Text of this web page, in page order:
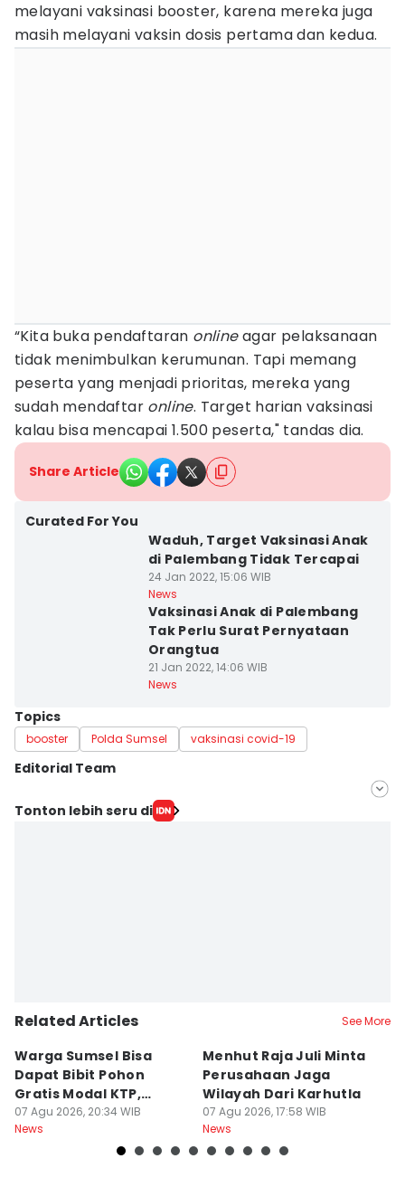
melayani vaksinasi booster, karena mereka juga
masih melayani vaksin dosis pertama dan kedua.
“Kita buka pendaftaran onlineagar pelaksanaan
tidak menimbulkan kerumunan. Tapi memang
peserta yang menjadi prioritas, mereka yang
sudah mendaftar online. Target harian vaksinasi
kalau bisa mencapai 1.500 peserta," tandas dia.
Share Article
Curated For You
Waduh, Target Vaksinasi Anak
di Palembang Tidak Tercapai
24 Jan 2022, 15:06 WIB
News
Vaksinasi Anak di Palembang
Tak Perlu Surat Pernyataan
Orangtua
21 Jan 2022, 14:06 WIB
News
Topics
booster Polda Sumsel vaksinasi covid-19
Editorial Team
Editor
Tonton lebih seru di
Related Articles See More
Warga Sumsel Bisa
Dapat Bibit Pohon
Gratis Modal KTP,
Menhut Beberkan
Caranya
07 Agu 2026, 20:34 WIB
News
Menhut Raja Juli Minta
Perusahaan Jaga
Wilayah Dari Karhutla
07 Agu 2026, 17:58 WIB
News